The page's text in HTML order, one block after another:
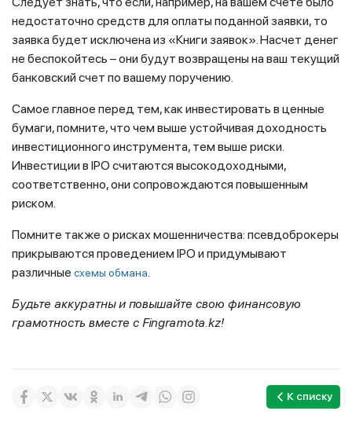
недостаточно средств для оплаты поданной заявки, то
заявка будет исключена из «Книги заявок». Насчет денег
не беспокойтесь – они будут возвращены на ваш текущий
банковский счет по вашему поручению.
Самое главное перед тем, как инвестировать в ценные
бумаги, помните, что чем выше устойчивая доходность
инвестиционного инструмента, тем выше риски.
Инвестиции в IPO считаются высокодоходными,
соответственно, они сопровождаются повышенным
риском.
Помните также о рисках мошенничества: псевдоброкеры
прикрываются проведением IPO и придумывают
различные схемы обмана.
Будьте аккуратны и повышайте свою финансовую
грамотность вместе с Fingramota.kz!
К списку